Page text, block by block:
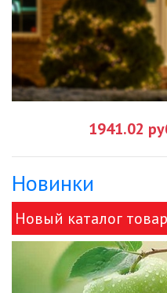
1941.02
Новинки
Новый каталог
и